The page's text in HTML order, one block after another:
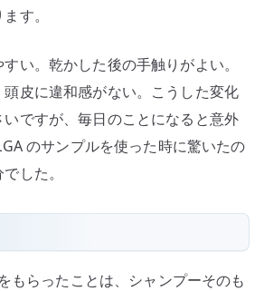
す。
い。乾かした後の手触りがよい。
皮に違和感がない。こうした変化
ですが、毎日のことになると意外
のサンプルを使った時に驚いたの
した。
もらったことは、シャンプーそのも